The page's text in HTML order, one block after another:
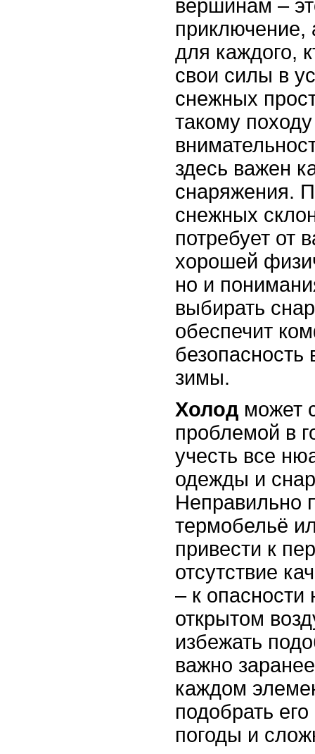
вершинам –
приключение,
для каждого,
свои силы в
снежных
такому
здесь важен
снаряжения.
снежных
потребует от
хорошей
но и
выбирать
обеспечит
безопасность
зимы.
Холод может
проблемой в
учесть все
одежды и
Неправильно
термобельё
привести к
отсутствие
– к опасности
открытом
избежать
важно
каждом
подобрать
погоды и